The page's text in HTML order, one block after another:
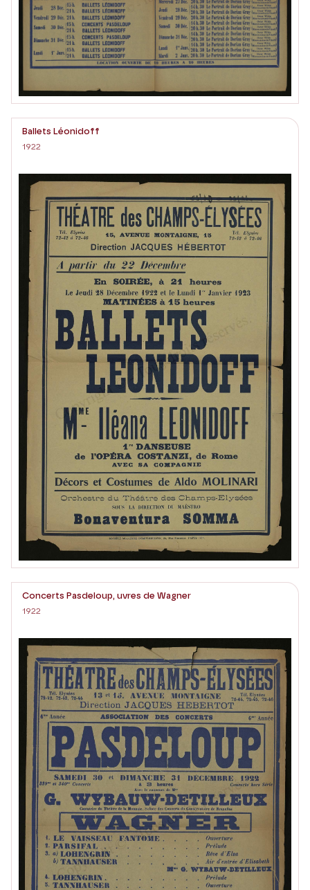
Ballets Léonidoff
1922
Concerts Pasdeloup, uvres de Wagner
1922